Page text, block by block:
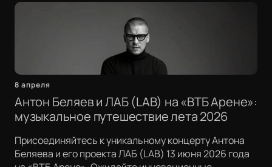
8 апреля
Антон Беляев и ЛАБ (LAB) на «ВТБ Арене»:
музыкальное путешествие лета 2026
Присоединяйтесь к уникальному концерту Антона
Беляева и его проекта ЛАБ (LAB) 13 июня 2026 года